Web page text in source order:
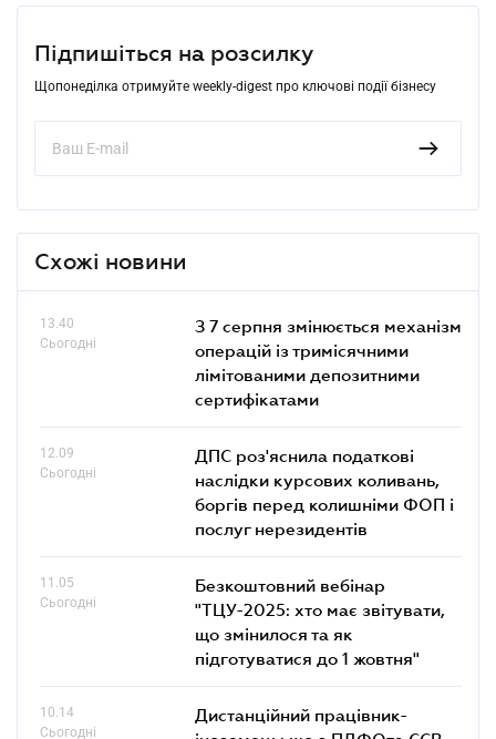
Підпишіться на розсилку
Щопонеділка отримуйте weekly-digest про ключові події бізнесу
Схожі новини
13.40
Сьогодні
З 7 серпня змінюється механізм
операцій із тримісячними
лімітованими депозитними
сертифікатами
12.09
Сьогодні
ДПС роз'яснила податкові
наслідки курсових коливань,
боргів перед колишніми ФОП і
послуг нерезидентів
11.05
Сьогодні
Безкоштовний вебінар
"ТЦУ-2025: хто має звітувати,
що змінилося та як
підготуватися до 1 жовтня"
10.14
Сьогодні
Дистанційний працівник-